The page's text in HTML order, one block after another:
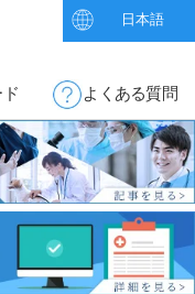
日本語
よくある質問